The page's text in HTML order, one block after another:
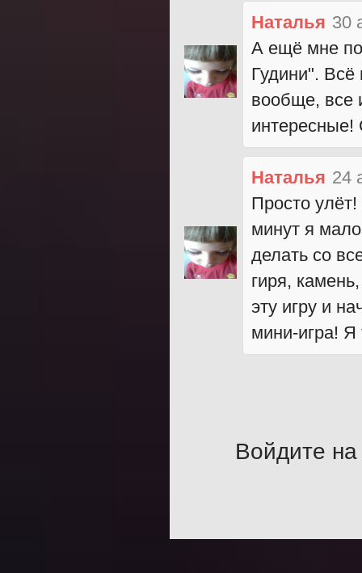
Наталья 30
А ещё мне
Гудини". Всё
вообще, все
Наталья 24
Просто
минут я
делать со
гиря,
эту игру и
мини-игра! Я
Войдите на